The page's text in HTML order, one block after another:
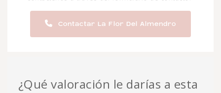
Contactar La Flor Del Almendro
¿Qué valoración le darías a esta